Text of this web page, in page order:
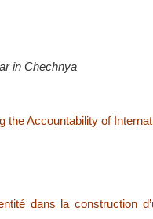
in Chechnya
the Accountability of
dans la construction